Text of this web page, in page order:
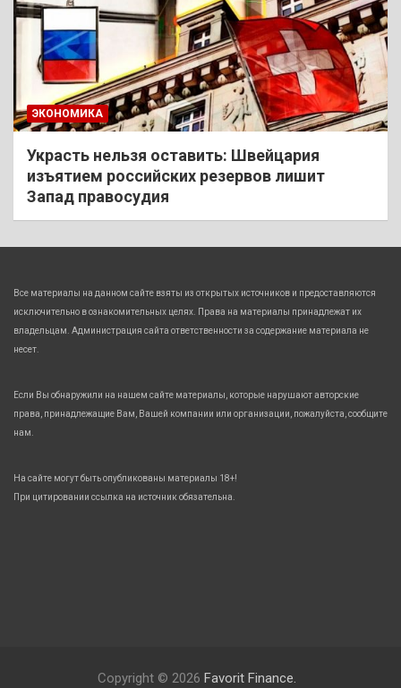
ЭКОНОМИКА
Украсть нельзя оставить: Швейцария
изъятием российских резервов лишит
Запад правосудия
Все материалы на данном сайте взяты из открытых источников и предоставляются
исключительно в ознакомительных целях. Права на материалы принадлежат их
владельцам. Администрация сайта ответственности за содержание материала не
несет.
Если Вы обнаружили на нашем сайте материалы, которые нарушают авторские
права, принадлежащие Вам, Вашей компании или организации, пожалуйста, сообщите
нам.
На сайте могут быть опубликованы материалы 18+!
При цитировании ссылка на источник обязательна.
Copyright © 2026 Favorit Finance.